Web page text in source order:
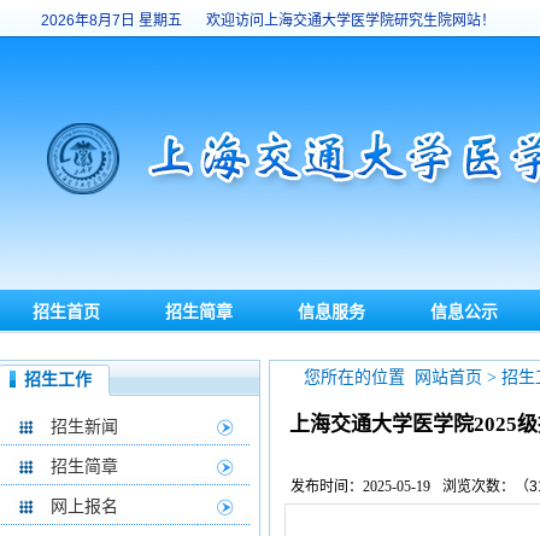
2026年8月7日 星期五 欢迎访问上海交通大学医学院研究生院网站！
招生首页 招生简章 信息服务 信息公示
招生工作
招生新闻
招生简章
网上报名
上海交通大学医学院2025
发布时间：2025-05-19 浏览次数：（
您所在的位置 网站首页 > 招